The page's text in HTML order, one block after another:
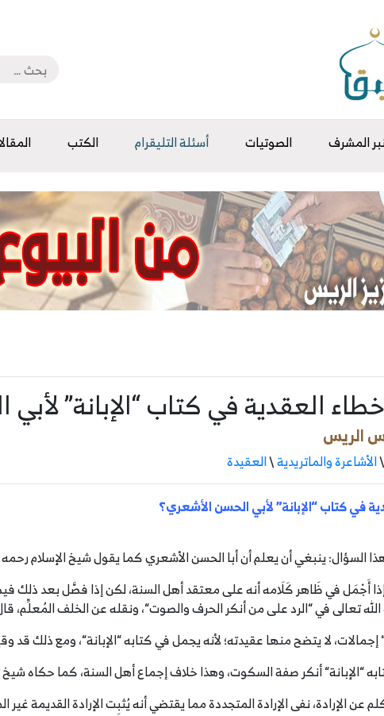
المشرف الصوتيات أسئلة التليقرام الكتب
العقدية في كتاب “الإبانة”
الريس
\الأشاعرة والماتريدية\العقيدة
في كتاب “الإبانة” لأبي الحسن الأشعري؟
السؤال: ينبغي أن يعلم أن أبا الحسن الأشعري كما يقول شيخ الإسلام رحمه
أَجْمَل في ظَاهر كَلَامه أنه على معتقد أهل السنة، لكن إذا فصَّل بعد ذلك
تعالى في“الرد على من أنكر الحرف والصوت“، ونقله عن الخلف المُعلِّم،
إجمالات، لا يتضح منها عقيدته؛ لأنه يجمل في كتابه“الإبانة“، ومع ذلك قد
“الإبانة“أنكر صفة السكوت، وهذا خلاف إجماع أهل السنة، كما حكاه شيخ
عن الإرادة، نفى الإرادة المتجددة مما يقتضي أنه يُثبِت الإرادة القديمة